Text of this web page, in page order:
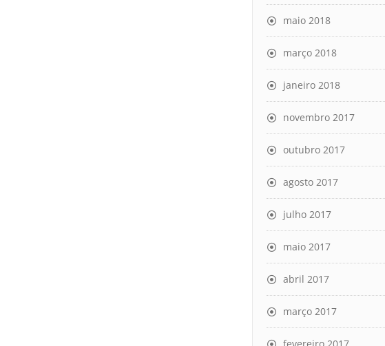
maio 2018
março 2018
janeiro 2018
novembro 2017
outubro 2017
agosto 2017
julho 2017
maio 2017
abril 2017
março 2017